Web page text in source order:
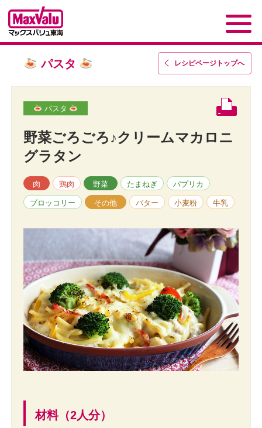
レシピページトップへ
パスタ
パスタ
野菜ごろごろ♪クリームマカロニ
グラタン
肉 鶏肉 野菜 たまねぎ パプリカ
ブロッコリー その他 バター 小麦粉 牛乳
材料（2人分）